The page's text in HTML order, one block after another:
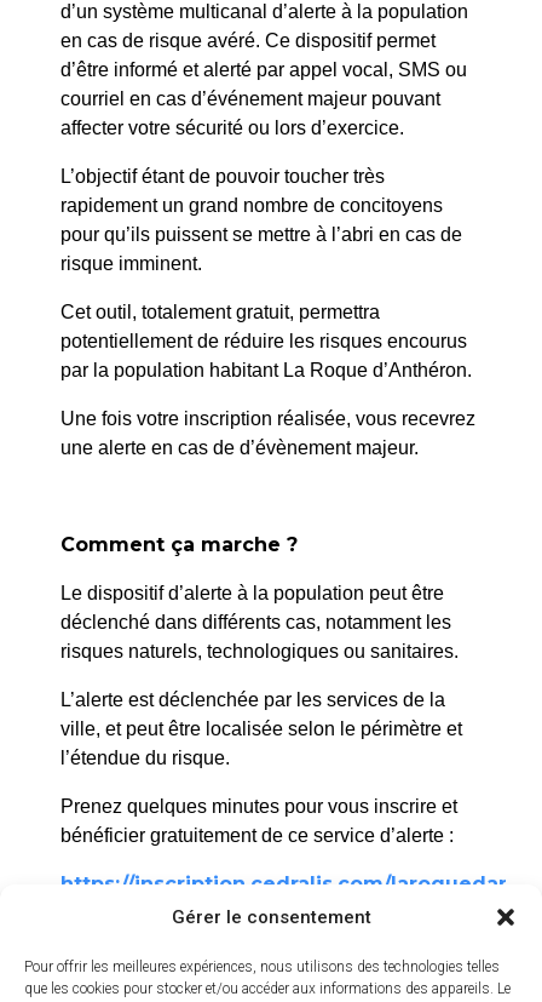
Gérer le consentement
Pour offrir les meilleures expériences, nous utilisons des technologies telles
que les cookies pour stocker et/ou accéder aux informations des appareils. Le
Vendredi 19 - 20h
» Ana Silvera & Saied
Concert de l’Ensemble
Université & Alessandra
Soro
Samedi 20 - 20h
Concert Emma Fekete &
Tim Beattie
Gratuit sur réservation :
www.festival-aix.com
Abbaye de Silvacane
Silvacane
19 juin 2026
d’un système multicanal d’alerte à la population
en cas de risque avéré. Ce dispositif permet
d’être informé et alerté par appel vocal, SMS ou
courriel en cas d’événement majeur pouvant
affecter votre sécurité ou lors d’exercice.
L’objectif étant de pouvoir toucher très
rapidement un grand nombre de concitoyens
pour qu’ils puissent se mettre à l’abri en cas de
risque imminent.
Cet outil, totalement gratuit, permettra
potentiellement de réduire les risques encourus
par la population habitant La Roque d’Anthéron.
Une fois votre inscription réalisée, vous recevrez
une alerte en cas de d’évènement majeur.
Comment ça marche ?
Le dispositif d’alerte à la population peut être
déclenché dans différents cas, notamment les
risques naturels, technologiques ou sanitaires.
L’alerte est déclenchée par les services de la
ville, et peut être localisée selon le périmètre et
l’étendue du risque.
Prenez quelques minutes pour vous inscrire et
bénéficier gratuitement de ce service d’alerte :
https://inscription.cedralis.com/
Comment sont utilisées les données